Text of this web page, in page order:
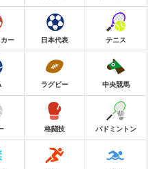
ー 日本代表 テニス
ラグビー 中央競馬
格闘技 バドミントン